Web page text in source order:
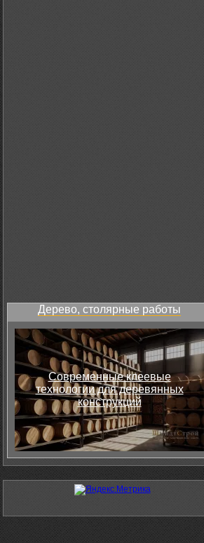
Дерево, столярные работы
Современные клеевые
технологии для деревянных
конструкций